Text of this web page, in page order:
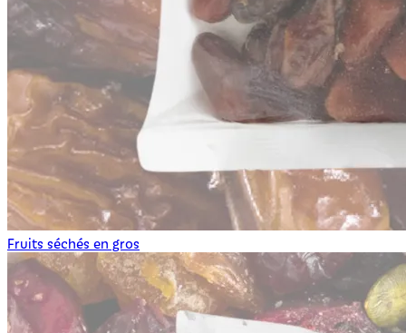
Fruits séchés en gros